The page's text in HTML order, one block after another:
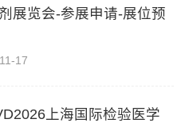
展览会-参展申请-展位预
17
上海国际检验医学